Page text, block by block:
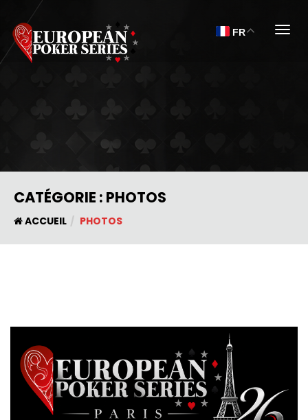
FR
CATÉGORIE : PHOTOS
ACCUEIL PHOTOS